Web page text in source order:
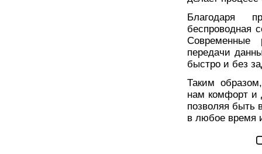
Благодаря
беспроводная
Современные
передачи
быстро и без
Таким
нам комфорт и
позволяя быть
в любое время